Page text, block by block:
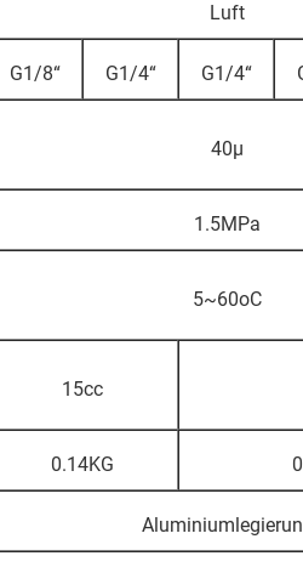
Luft
G1/8“ G1/4“ G1/4“
40μ
1.5MPa
5~60oC
15cc
0.14KG